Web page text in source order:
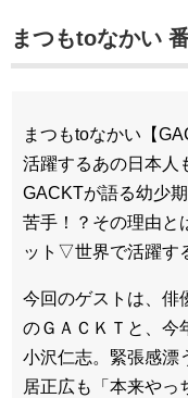
まつもtoなかい
まつもtoなかい【
活躍するあの日本人
GACKTが語る幼少
苦手！？その理由と
ット▽世界で活躍す
今回のゲストは、俳
のＧＡＣＫＴと、今
小沢仁志。緊張感漂
居正広も「本来やっ